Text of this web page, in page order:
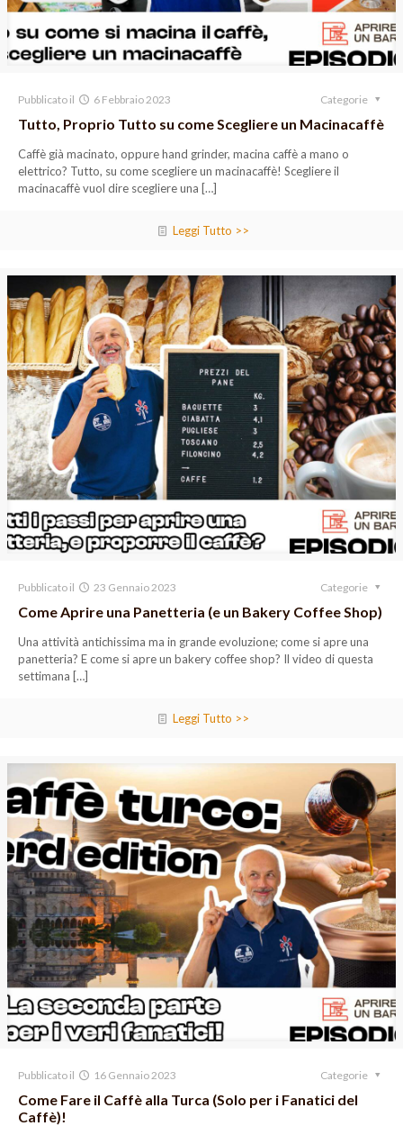
Pubblicato il 6 Febbraio 2023 Categorie
Tutto, Proprio Tutto su come Scegliere un Macinacaffè
Caffè già macinato, oppure hand grinder, macina caffè a mano o
elettrico? Tutto, su come scegliere un macinacaffè! Scegliere il
macinacaffè vuol dire scegliere una […]
Leggi Tutto >>
Pubblicato il 23 Gennaio 2023 Categorie
Come Aprire una Panetteria (e un Bakery Coffee Shop)
Una attività antichissima ma in grande evoluzione; come si apre una
panetteria? E come si apre un bakery coffee shop? Il video di questa
settimana […]
Leggi Tutto >>
Pubblicato il 16 Gennaio 2023 Categorie
Come Fare il Caffè alla Turca (Solo per i Fanatici del
Caffè)!